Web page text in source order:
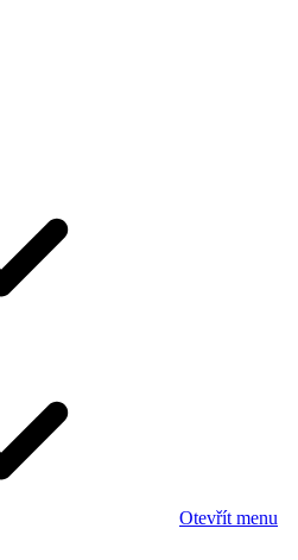
Otevřít menu